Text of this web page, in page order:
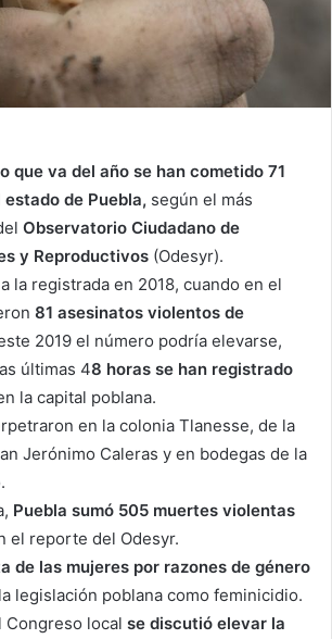
que va del año se han cometido 71
de Puebla, según el más
Observatorio Ciudadano de
y Reproductivos (Odesyr).
la registrada en 2018, cuando en el
81 asesinatos violentos de
2019 el número podría elevarse,
últimas 48 horas se han registrado
la capital poblana.
en la colonia Tlanesse, de la
Jerónimo Caleras y en bodegas de la
Puebla sumó 505 muertes violentas
el reporte del Odesyr.
de las mujeres por razones de género
legislación poblana como feminicidio.
Congreso local se discutió elevar la